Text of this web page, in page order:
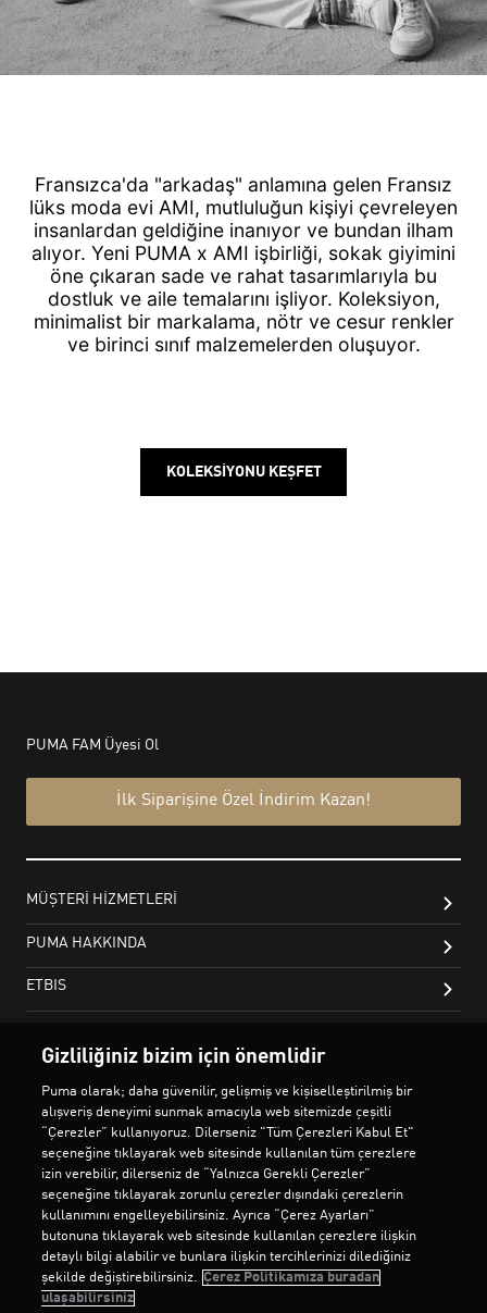
Fransızca'da "arkadaş" anlamına gelen Fransız
lüks moda evi AMI, mutluluğun kişiyi çevreleyen
insanlardan geldiğine inanıyor ve bundan ilham
alıyor. Yeni PUMA x AMI işbirliği, sokak giyimini
öne çıkaran sade ve rahat tasarımlarıyla bu
dostluk ve aile temalarını işliyor. Koleksiyon,
minimalist bir markalama, nötr ve cesur renkler
ve birinci sınıf malzemelerden oluşuyor.
KOLEKSİYONU KEŞFET
Gizliliğiniz bizim için önemlidir
Puma olarak; daha güvenilir, gelişmiş ve kişiselleştirilmiş bir
alışveriş deneyimi sunmak amacıyla web sitemizde çeşitli
“Çerezler” kullanıyoruz. Dilerseniz "Tüm Çerezleri Kabul Et"
seçeneğine tıklayarak web sitesinde kullanılan tüm çerezlere
izin verebilir, dilerseniz de “Yalnızca Gerekli Çerezler”
seçeneğine tıklayarak zorunlu çerezler dışındaki çerezlerin
kullanımını engelleyebilirsiniz. Ayrıca “Çerez Ayarları”
butonuna tıklayarak web sitesinde kullanılan çerezlere ilişkin
detaylı bilgi alabilir ve bunlara ilişkin tercihlerinizi dilediğiniz
şekilde değiştirebilirsiniz. Çerez Politikamıza buradan
ulaşabilirsiniz